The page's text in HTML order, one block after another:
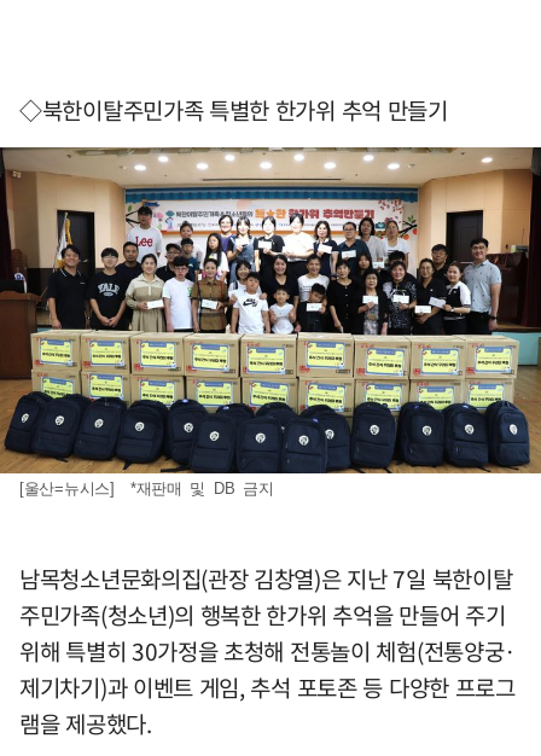
◇북한이탈주민가족 특별한 한가위 추억 만들기
[울산=뉴시스] *재판매 및 DB 금지
남목청소년문화의집(관장 김창열)은 지난 7일 북한이탈
주민가족(청소년)의 행복한 한가위 추억을 만들어 주기
위해 특별히 30가정을 초청해 전통놀이 체험(전통양궁·
제기차기)과 이벤트 게임, 추석 포토존 등 다양한 프로그
램을 제공했다.